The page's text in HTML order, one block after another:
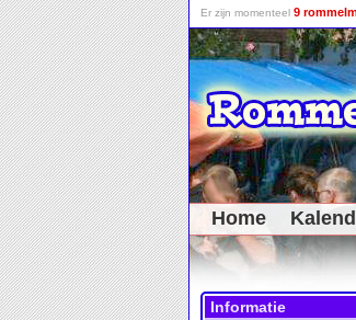
Er zijn momenteel 9
Home
Informatie